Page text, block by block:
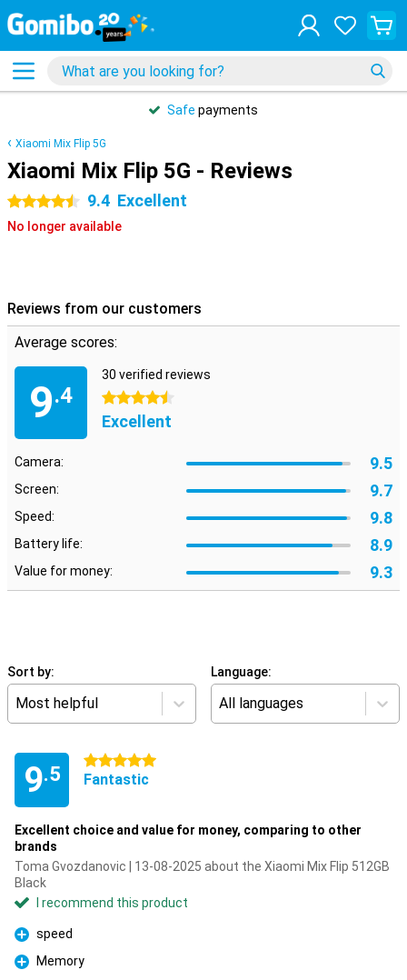
Safe payments
Xiaomi Mix Flip 5G
Xiaomi Mix Flip 5G - Reviews
4.5 stars 9.4 Excellent
No longer available
Reviews from our customers
Average scores:
9.4
30 verified reviews
4.5 stars
Excellent
Camera: 9.5
Screen: 9.7
Speed: 9.8
Battery life: 8.9
Value for money: 9.3
Sort by:
Most helpful
Language:
All languages
9.5
5 stars
Fantastic
Excellent choice and value for money, comparing to other
brands
Toma Gvozdanovic | 13-08-2025 about the Xiaomi Mix Flip 512GB
Black
I recommend this product
Pro
speed
Pro
Memory